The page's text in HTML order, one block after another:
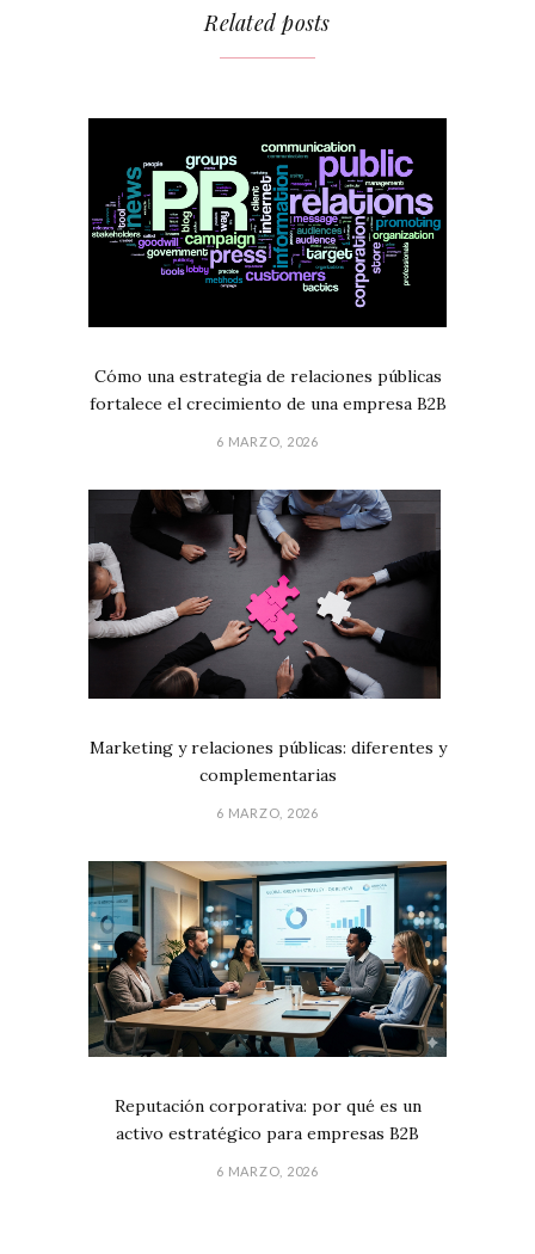
Related posts
Cómo una estrategia de relaciones públicas
fortalece el crecimiento de una empresa B2B
6 MARZO, 2026
Marketing y relaciones públicas: diferentes y
complementarias
6 MARZO, 2026
Reputación corporativa: por qué es un
activo estratégico para empresas B2B
6 MARZO, 2026